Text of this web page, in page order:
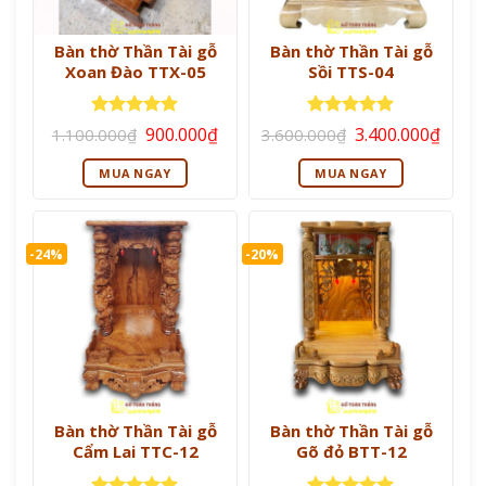
Bàn thờ Thần Tài gỗ
Xoan Đào TTX-05
Được xếp
hạng5
5
sao
1.100.000₫ Giá
gốc
là:
1.100.000₫.
900.000₫Giá
MUA NGAY
Bàn thờ Thần Tài gỗ
Sồi TTS-04
Được xếp
hạng 55
sao
3.600.000₫ Giá
gốc
là:
3.600.000₫.
3.400.000₫Giá
MUA NGAY
-24%
Bàn thờ Thần Tài gỗ
Cẩm Lai TTC-12
-20%
Bàn thờ Thần Tài gỗ
Gõ đỏ BTT-12